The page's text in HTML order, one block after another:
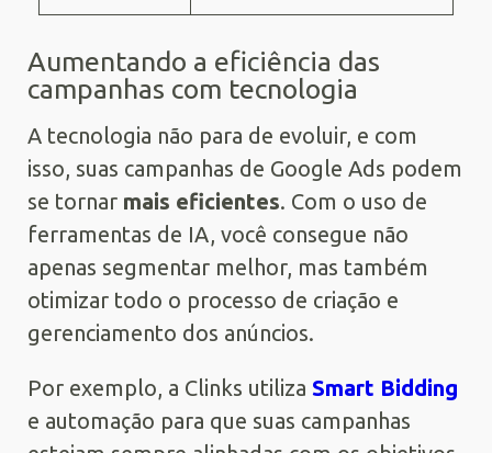
Aumentando a eficiência das
campanhas com tecnologia
A tecnologia não para de evoluir, e com
isso, suas campanhas de Google Ads podem
se tornar mais eficientes. Com o uso de
ferramentas de IA, você consegue não
apenas segmentar melhor, mas também
otimizar todo o processo de criação e
gerenciamento dos anúncios.
Por exemplo, a Clinks utiliza Smart Bidding
e automação para que suas campanhas